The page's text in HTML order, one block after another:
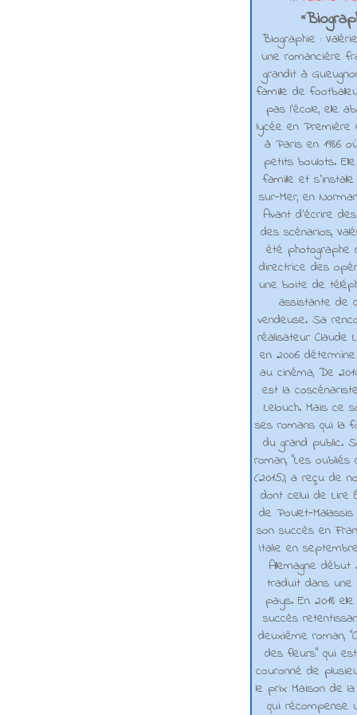
*
Biographie :
une romancière
grandit à
famille de
pas l'école, elle
lycée en
à Paris en 1986
petits boulots.
famille et
sur-Mer, en
Avant d’écrire
des scénarios,
été photographe
directrice des
une boite de
assistante de
vendeuse. Sa
réalisateur Claude
en 2006
au cinéma, De
est la
Lelouch. Mais ce
ses romans qui la
du grand public.
roman, "Les oubliés
(2015), a reçu de
dont celui de Lire
de Poulet-
son succès en
Italie en
Allemagne début
traduit dans une
pays. En 2018
succès
deuxième roman,
des fleurs" qui
couronné de
le prix Maison de la
qui récompense